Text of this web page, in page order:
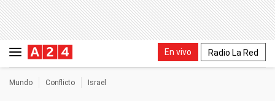
En vivo Radio La Red
Mundo Conflicto Israel